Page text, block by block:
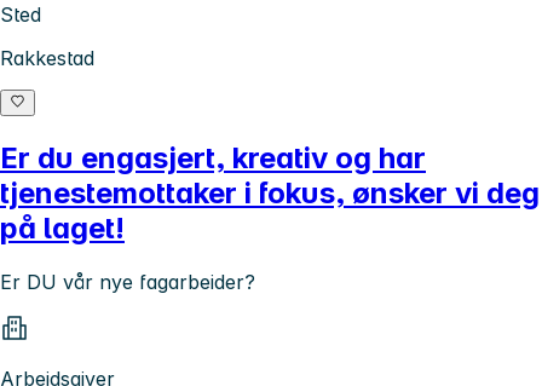
Sted
Rakkestad
Er du engasjert, kreativ og har
tjenestemottaker i fokus, ønsker vi deg
på laget!
Er DU vår nye fagarbeider?
Arbeidsgiver